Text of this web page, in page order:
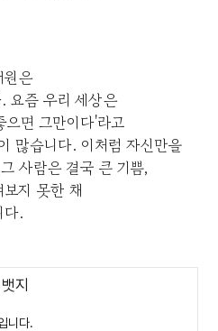
은
요즘 우리 세상은
면 그만이다'라고
많습니다. 이처럼 자신만을
사람은 결국 큰 기쁨,
지 못한 채
다.
니다.